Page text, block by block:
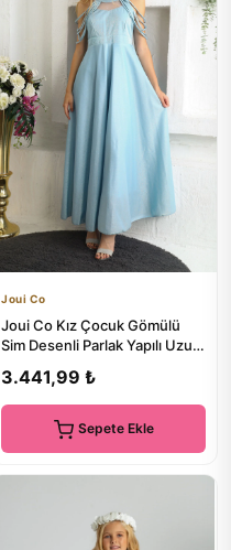
Joui Co
Joui Co Kız Çocuk Gömülü
Sim Desenli Parlak Yapılı Uzun
3.441,99 ₺
Sepete Ekle